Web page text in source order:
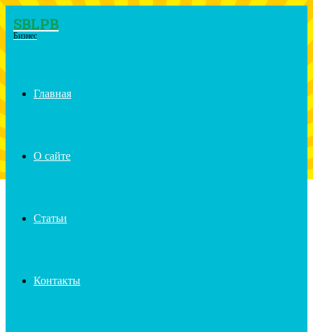
Menu
SBLPB
Бизнес
Главная
О сайте
Статьи
Контакты